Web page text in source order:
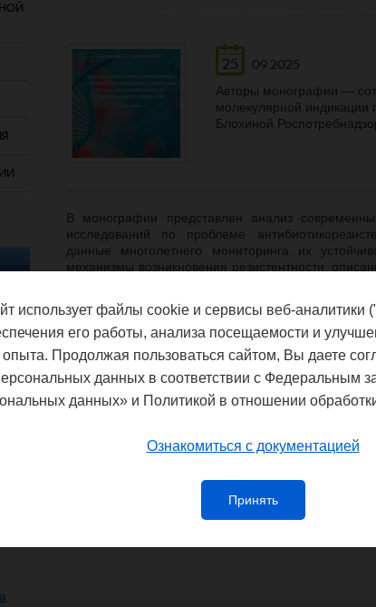
25
09.2025
Авторы монографии —
молекулярной
Блохиной
В монографии представлен анализ
исследований по проблеме
данные многолетнего мониторинга их
механизмы возникновения резистентности,
Настоящее издание предназначено для
врачей-акушеров-гинекологов, специалистов
эпидемиологов, преподавателей и студентов
Монография опубликована в печатном и
Федеральная служба
Управление
потребителей и
использует файлы cookie и сервисы веб-аналитики
его работы, анализа посещаемости и
опыта. Продолжая пользоваться сайтом, Вы даете
данных в соответствии с Федеральным
данных» и Политикой в отношении
Ознакомиться с документацией
Принять